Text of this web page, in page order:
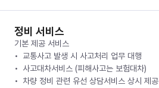
정비 서비스
기본 제공 서비스
교통사고 발생 시 사고처리 업무 대행
사고대차서비스 (피해사고는 보험대차)
차량 정비 관련 유선 상담서비스 상시 제공